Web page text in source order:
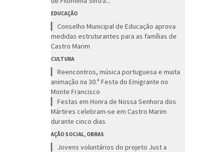
EDUCAÇÃO
Conselho Municipal de Educação aprova
medidas estruturantes para as famílias de
Castro Marim
CULTURA
Reencontros, música portuguesa e muita
animação na 30.ª Festa do Emigrante no
Monte Francisco
Festas em Honra de Nossa Senhora dos
Mártires celebram-se em Castro Marim
durante cinco dias
AÇÃO SOCIAL, OBRAS
Jovens voluntários do projeto Just a